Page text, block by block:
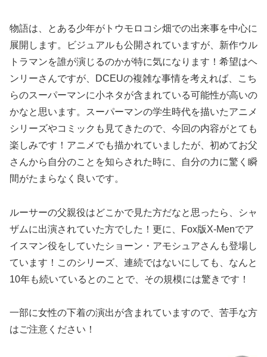
物語は、とある少年がトウモロコシ畑での出来事を中心に
展開します。ビジュアルも公開されていますが、新作ウル
トラマンを誰が演じるのかが特に気になります！希望はヘ
ンリーさんですが、DCEUの複雑な事情を考えれば、こち
らのスーパーマンに小ネタが含まれている可能性が高いの
かなと思います。スーパーマンの学生時代を描いたアニメ
シリーズやコミックも見てきたので、今回の内容がとても
楽しみです！アニメでも描かれていましたが、初めてお父
さんから自分のことを知らされた時に、自分の力に驚く瞬
間がたまらなく良いです。
ルーサーの父親役はどこかで見た方だなと思ったら、シャ
ザムに出演されていた方でした！更に、Fox版X-Menでア
イスマン役をしていたショーン・アモシュアさんも登場し
ています！このシリーズ、連続ではないにしても、なんと
10年も続いているとのことで、その規模には驚きです！
一部に女性の下着の演出が含まれていますので、苦手な方
はご注意ください！